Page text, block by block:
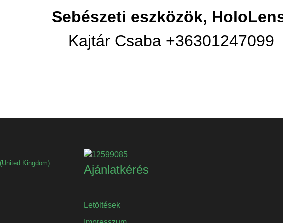
Sebészeti eszközök,
Kajtár Csaba +36301247099
Ajánlatkérés
Letöltések